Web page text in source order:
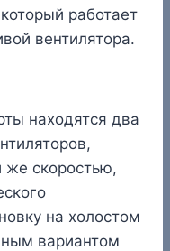
работает
вентилятора.
находятся два
же скоростью,
на холостом
вариантом